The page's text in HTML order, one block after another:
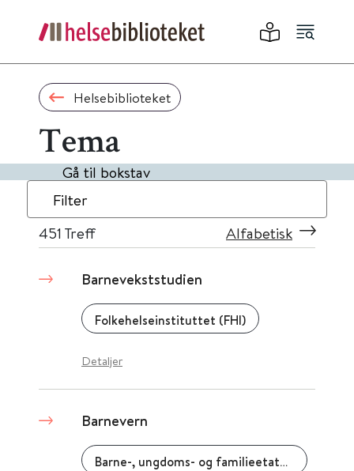
Helsebiblioteket
Tema
Gå til bokstav
Filter
451 Treff Alfabetisk
Barnevekststudien
Folkehelseinstituttet (FHI)
Detaljer
Barnevern
Barne-, ungdoms- og familieetaten (Bufetat)